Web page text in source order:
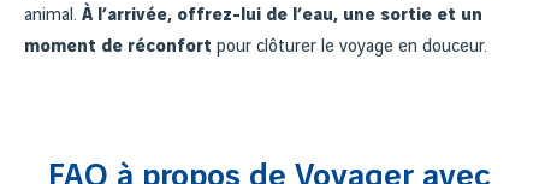
animal. À l’arrivée, offrez-lui de l’eau, une sortie et un
moment de réconfort pour clôturer le voyage en douceur.
FAQ à propos de Voyager avec